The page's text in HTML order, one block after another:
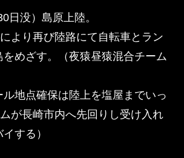
日没）島原上陸。
より再び陸路にて自転車とラン
をめざす。（夜猿昼猿混合チーム
ル地点確保は陸上を塩屋までいっ
が長崎市内へ先回りし受け入れ
する）